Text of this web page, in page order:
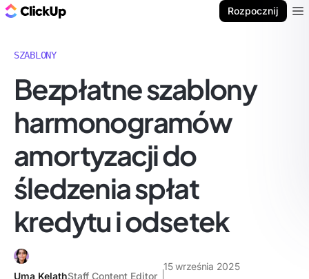
Rozpocznij
SZABLONY
Bezpłatne szablony
harmonogramów
amortyzacji do
śledzenia spłat
kredytu i odsetek
Uma KelathStaff Content Editor
15 września 2025